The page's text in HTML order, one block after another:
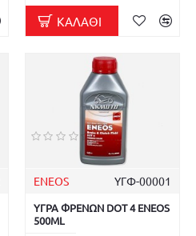
ΚΑΛΆΘΙ
ENEOS ΥΓΦ-00001
ΥΓΡΑ ΦΡΕΝΩΝ DOT 4 ENEOS
500ML